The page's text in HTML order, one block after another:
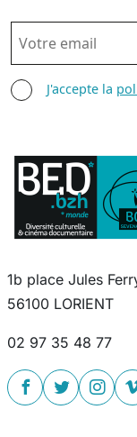
EMAIL
AGREE TERMS
J'accepte la
1b place Jules
56100 LORIENT
02 97 35 48 77